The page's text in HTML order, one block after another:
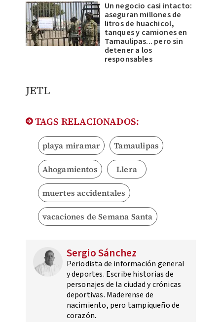
Un negocio casi intacto:
aseguran millones de
litros de huachicol,
tanques y camiones en
Tamaulipas... pero sin
detener a los
responsables
JETL
TAGS RELACIONADOS:
playa miramar Tamaulipas
Ahogamientos Llera
muertes accidentales
vacaciones de Semana Santa
Sergio Sánchez
Periodista de información general
y deportes. Escribe historias de
personajes de la ciudad y crónicas
deportivas. Maderense de
nacimiento, pero tampiqueño de
corazón.